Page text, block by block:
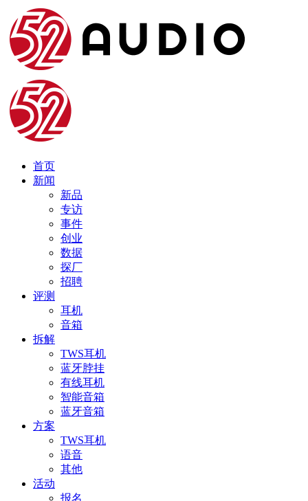
首页
新闻
新品
专访
事件
创业
数据
探厂
招聘
评测
耳机
音箱
拆解
TWS耳机
蓝牙脖挂
有线耳机
智能音箱
蓝牙音箱
方案
TWS耳机
语音
其他
活动
报名